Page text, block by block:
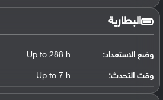
البطارية
وضع الاستعداد: Up to 288 h
وقت التحدث: Up to 7 h